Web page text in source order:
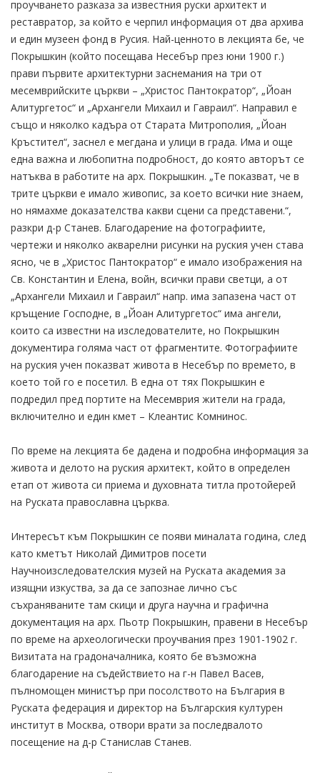
проучването разказа за известния руски архитект и
реставратор, за който е черпил информация от два архива
и един музеен фонд в Русия. Най-ценното в лекцията бе, че
Покрышкин (който посещава Несебър през юни 1900 г.)
прави първите архитектурни заснемания на три от
месемврийските църкви – „Христос Пантократор“, „Йоан
Алитургетос“ и „Архангели Михаил и Гавраил“. Направил е
също и няколко кадъра от Старата Митрополия, „Йоан
Кръстител“, заснел е мегдана и улици в града. Има и още
една важна и любопитна подробност, до която авторът се
натъква в работите на арх. Покрышкин. „Те показват, че в
трите църкви е имало живопис, за което всички ние знаем,
но нямахме доказателства какви сцени са представени.“,
разкри д-р Станев. Благодарение на фотографиите,
чертежи и няколко акварелни рисунки на руския учен става
ясно, че в „Христос Пантократор“ е имало изображения на
Св. Константин и Елена, войн, всички прави светци, а от
„Архангели Михаил и Гавраил“ напр. има запазена част от
кръщение Господне, в „Йоан Алитургетос“ има ангели,
които са известни на изследователите, но Покрышкин
документира голяма част от фрагментите. Фотографиите
на руския учен показват живота в Несебър по времето, в
което той го е посетил. В една от тях Покрышкин е
подредил пред портите на Месемврия жители на града,
включително и един кмет – Клеантис Комнинос.
По време на лекцията бе дадена и подробна информация за
живота и делото на руския архитект, който в определен
етап от живота си приема и духовната титла протойерей
на Руската православна църква.
Интересът към Покрышкин се появи миналата година, след
като кметът Николай Димитров посети
Научноизследователския музей на Руската академия за
изящни изкуства, за да се запознае лично със
съхраняваните там скици и друга научна и графична
документация на арх. Пьотр Покрышкин, правени в Несебър
по време на археологически проучвания през 1901-1902 г.
Визитата на градоначалника, която бе възможна
благодарение на съдействието на г-н Павел Васев,
пълномощен министър при посолството на България в
Руската федерация и директор на Българския културен
институт в Москва, отвори врати за последвалото
посещение на д-р Станислав Станев.